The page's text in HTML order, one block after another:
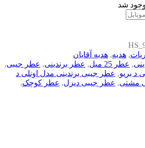
شد
, هدیه, هدیه آقایان
, عطر 25 میل , عطر برندینی, عطر جیبی,
د بریو, عطر جیبی برندینی مدل اونلی د
مشتی, عطر جیبی دیزل, عطر کوچک,